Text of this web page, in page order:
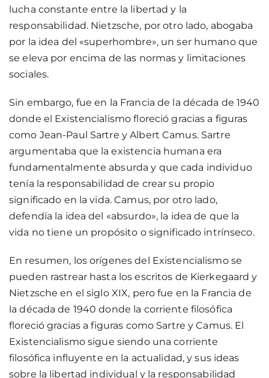
lucha constante entre la libertad y la
responsabilidad. Nietzsche, por otro lado, abogaba
por la idea del «superhombre», un ser humano que
se eleva por encima de las normas y limitaciones
sociales.
Sin embargo, fue en la Francia de la década de 1940
donde el Existencialismo floreció gracias a figuras
como Jean-Paul Sartre y Albert Camus. Sartre
argumentaba que la existencia humana era
fundamentalmente absurda y que cada individuo
tenía la responsabilidad de crear su propio
significado en la vida. Camus, por otro lado,
defendía la idea del «absurdo», la idea de que la
vida no tiene un propósito o significado intrínseco.
En resumen, los orígenes del Existencialismo se
pueden rastrear hasta los escritos de Kierkegaard y
Nietzsche en el siglo XIX, pero fue en la Francia de
la década de 1940 donde la corriente filosófica
floreció gracias a figuras como Sartre y Camus. El
Existencialismo sigue siendo una corriente
filosófica influyente en la actualidad, y sus ideas
sobre la libertad individual y la responsabilidad